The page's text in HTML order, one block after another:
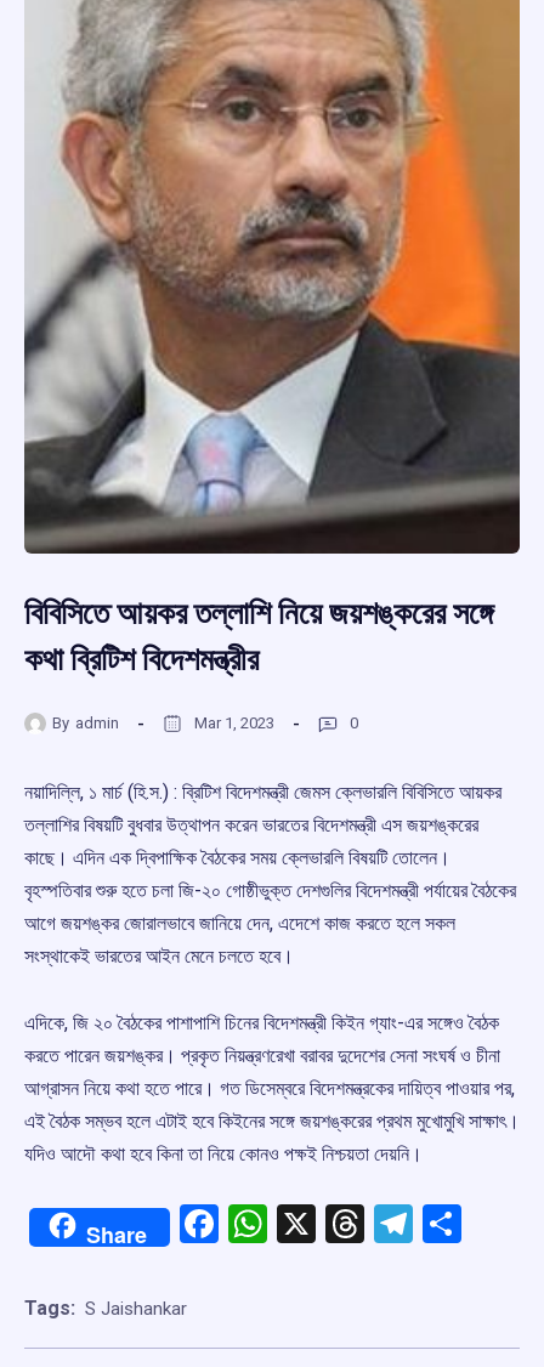
বিবিসিতে আয়কর তল্লাশি নিয়ে জয়শঙ্করের সঙ্গে
কথা ব্রিটিশ বিদেশমন্ত্রীর
By admin Mar 1, 2023 0
নয়াদিল্লি, ১ মার্চ (হি.স.) : ব্রিটিশ বিদেশমন্ত্রী জেমস ক্লেভারলি বিবিসিতে আয়কর
তল্লাশির বিষয়টি বুধবার উত্থাপন করেন ভারতের বিদেশমন্ত্রী এস জয়শঙ্করের
কাছে। এদিন এক দ্বিপাক্ষিক বৈঠকের সময় ক্লেভারলি বিষয়টি তোলেন।
বৃহস্পতিবার শুরু হতে চলা জি-২০ গোষ্ঠীভুক্ত দেশগুলির বিদেশমন্ত্রী পর্যায়ের বৈঠকের
আগে জয়শঙ্কর জোরালভাবে জানিয়ে দেন, এদেশে কাজ করতে হলে সকল
সংস্থাকেই ভারতের আইন মেনে চলতে হবে।
এদিকে, জি ২০ বৈঠকের পাশাপাশি চিনের বিদেশমন্ত্রী কিইন গ্যাং-এর সঙ্গেও বৈঠক
করতে পারেন জয়শঙ্কর। প্রকৃত নিয়ন্ত্রণরেখা বরাবর দুদেশের সেনা সংঘর্ষ ও চীনা
আগ্রাসন নিয়ে কথা হতে পারে। গত ডিসেম্বরে বিদেশমন্ত্রকের দায়িত্ব পাওয়ার পর,
এই বৈঠক সম্ভব হলে এটাই হবে কিইনের সঙ্গে জয়শঙ্করের প্রথম মুখোমুখি সাক্ষাৎ।
যদিও আদৌ কথা হবে কিনা তা নিয়ে কোনও পক্ষই নিশ্চয়তা দেয়নি।
Share Facebook
WhatsApp
X Threads
Tags: S Jaishankar